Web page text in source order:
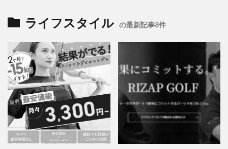
ライフスタイル の最新記事8件